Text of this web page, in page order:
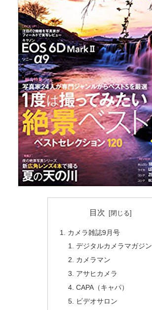
目次
カメラ雑誌9月号
デジタルカメラマガジン
カメラマン
アサヒカメラ
CAPA（キャパ）
ビデオサロン